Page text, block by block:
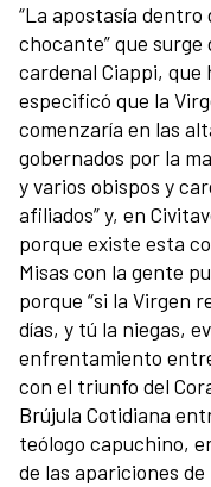
“La apostasía dentro
chocante” que surge
cardenal Ciappi, que
especificó que la
comenzaría en las
gobernados por la
y varios obispos y
afiliados” y, en
porque existe esta
Misas con la gente
porque “si la Virgen
días, y tú la niegas,
enfrentamiento
con el triunfo del
Brújula Cotidiana
teólogo capuchino,
de las apariciones de